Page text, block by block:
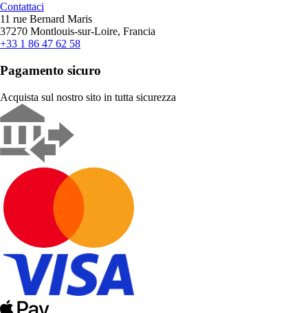
Contattaci
11 rue Bernard Maris
37270 Montlouis-sur-Loire, Francia
+33 1 86 47 62 58
Pagamento sicuro
Acquista sul nostro sito in tutta sicurezza